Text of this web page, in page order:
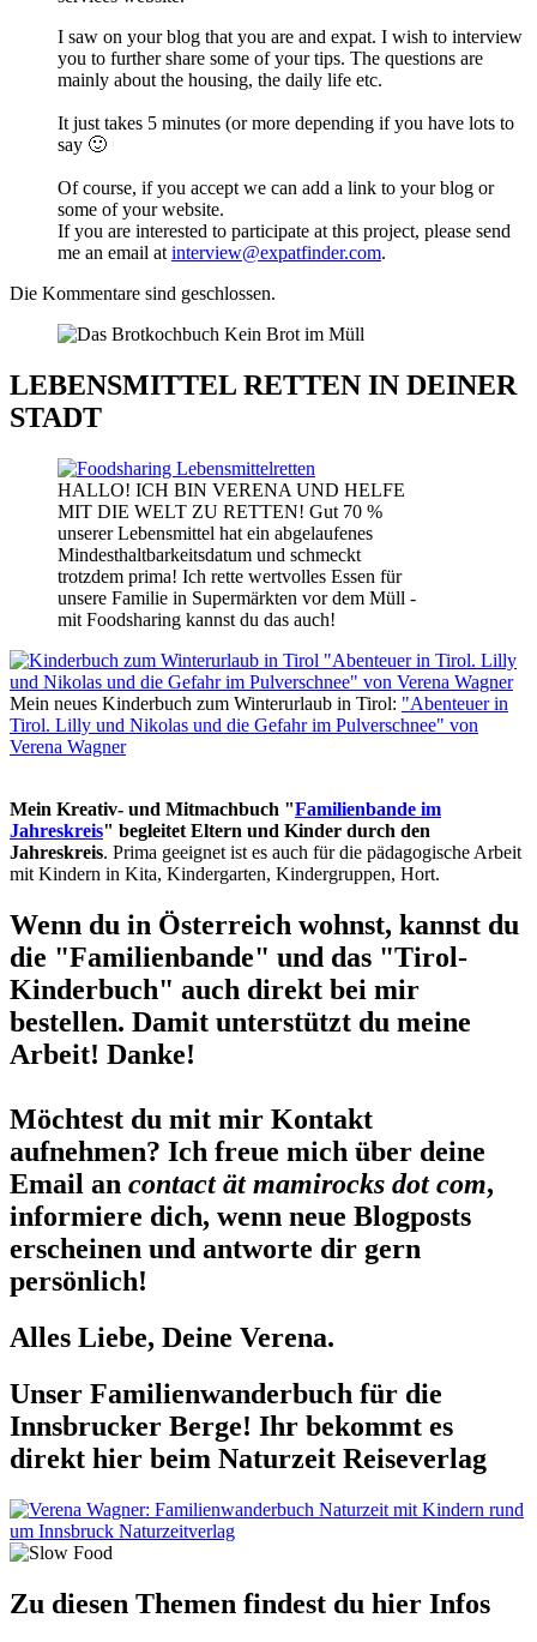
I saw on your blog that you are and expat. I wish to interview
you to further share some of your tips. The questions are
mainly about the housing, the daily life etc.
It just takes 5 minutes (or more depending if you have lots to
say 🙂
Of course, if you accept we can add a link to your blog or
some of your website.
If you are interested to participate at this project, please send
me an email at interview@expatfinder.com.
Die Kommentare sind geschlossen.
LEBENSMITTEL RETTEN IN DEINER
STADT
HALLO! ICH BIN VERENA UND HELFE
MIT DIE WELT ZU RETTEN! Gut 70 %
unserer Lebensmittel hat ein abgelaufenes
Mindesthaltbarkeitsdatum und schmeckt
trotzdem prima! Ich rette wertvolles Essen für
unsere Familie in Supermärkten vor dem Müll -
mit Foodsharing kannst du das auch!
Mein neues Kinderbuch zum Winterurlaub in Tirol: "Abenteuer in
Tirol. Lilly und Nikolas und die Gefahr im Pulverschnee" von
Verena Wagner
Mein Kreativ- und Mitmachbuch "Familienbande im
Jahreskreis" begleitet Eltern und Kinder durch den
Jahreskreis. Prima geeignet ist es auch für die pädagogische Arbeit
mit Kindern in Kita, Kindergarten, Kindergruppen, Hort.
Wenn du in Österreich wohnst, kannst du
die "Familienbande" und das "Tirol-
Kinderbuch" auch direkt bei mir
bestellen. Damit unterstützt du meine
Arbeit! Danke!
Möchtest du mit mir Kontakt
aufnehmen? Ich freue mich über deine
Email an contact ät mamirocks dot com,
informiere dich, wenn neue Blogposts
erscheinen und antworte dir gern
persönlich!
Alles Liebe, Deine Verena.
Unser Familienwanderbuch für die
Innsbrucker Berge! Ihr bekommt es
direkt hier beim Naturzeit Reiseverlag
Zu diesen Themen findest du hier Infos